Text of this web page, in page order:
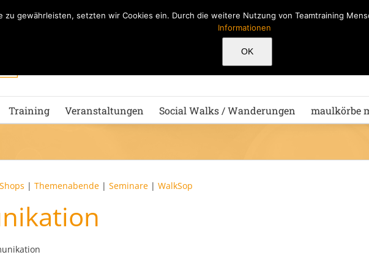
Training Veranstaltungen Social Walks / Wanderungen maulkörbe
| Themenabende | Seminare | WalkSop
zu gewährleisten, setzten wir Cookies ein. Durch die weitere Nutzung von Teamtraining
Informationen
OK